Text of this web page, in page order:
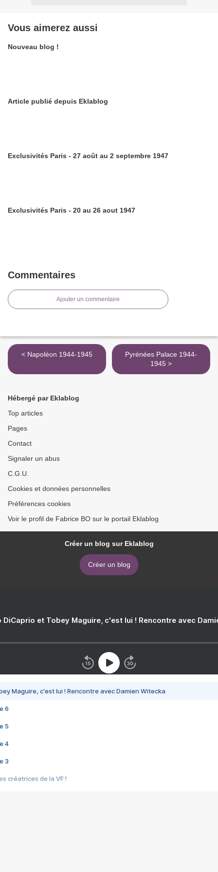
Vous aimerez aussi
Nouveau blog !
Article publié depuis Eklablog
Exclusivités Paris - 27 août au 2 septembre 1947
Exclusivités Paris - 20 au 26 aout 1947
Commentaires
Ajouter un commentaire
< Napoléon 1944-1945
Pyrénées Palace 1944-
1945 >
Hébergé par Eklablog
Top articles
Pages
Contact
Signaler un abus
C.G.U.
Cookies et données personnelles
Préférences cookies
Voir le profil de Fabrice BO sur le portail Eklablog
Créer un blog sur Eklablog
Créer un blog
DiCaprio et Tobey Maguire, c'est lui ! Rencontre avec
Maguire, c'est lui ! Rencontre avec Damien Witecka
6
5
4
3
créatrices de la VF !